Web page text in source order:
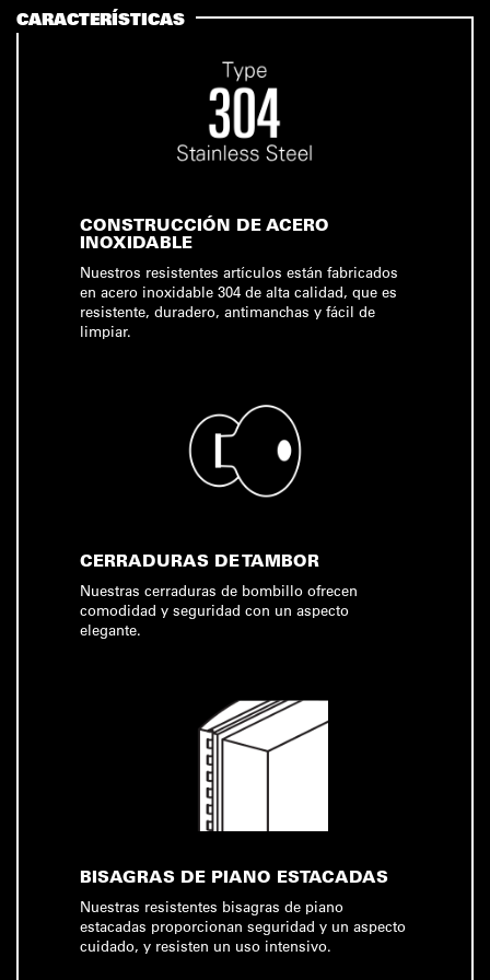
CARACTERÍSTICAS
CONSTRUCCIÓN DE ACERO
INOXIDABLE
Nuestros resistentes artículos están fabricados
en acero inoxidable 304 de alta calidad, que es
resistente, duradero, antimanchas y fácil de
limpiar.
CERRADURAS DE TAMBOR
Nuestras cerraduras de bombillo ofrecen
comodidad y seguridad con un aspecto
elegante.
BISAGRAS DE PIANO ESTACADAS
Nuestras resistentes bisagras de piano
estacadas proporcionan seguridad y un aspecto
cuidado, y resisten un uso intensivo.